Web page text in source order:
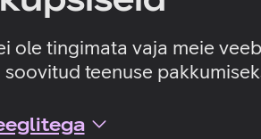
ole tingimata vaja meie
teenuse